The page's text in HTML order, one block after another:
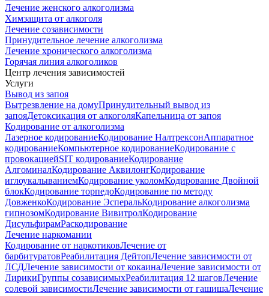
Лечение женского алкоголизма
Химзащита от алкоголя
Лечение созависимости
Принудительное лечение алкоголизма
Лечение хронического алкоголизма
Горячая линия алкоголиков
Центр лечения зависимостей
Услуги
Вывод из запоя
Вытрезвление на домуПринудительный вывод из
запояДетоксикация от алкоголяКапельница от запоя
Кодирование от алкоголизма
Лазерное кодированиеКодирование НалтрексонАппаратное
кодированиеКомпьютерное кодированиеКодирование с
провокациейSIT кодированиеКодирование
АлгоминалКодирование АквилонгКодирование
иглоукалываниемКодирование уколомКодирование Двойной
блокКодирование торпедоКодирование по методу
ДовженкоКодирование ЭсперальКодирование алкоголизма
гипнозомКодирование ВивитролКодирование
ДисульфирамРаскодирование
Лечение наркомании
Кодирование от наркотиковЛечение от
барбитуратовРеабилитация ДейтопЛечение зависимости от
ЛСДЛечение зависимости от кокаинаЛечение зависимости от
ЛирикиГруппы созависимыхРеабилитация 12 шаговЛечение
солевой зависимостиЛечение зависимости от гашишаЛечение